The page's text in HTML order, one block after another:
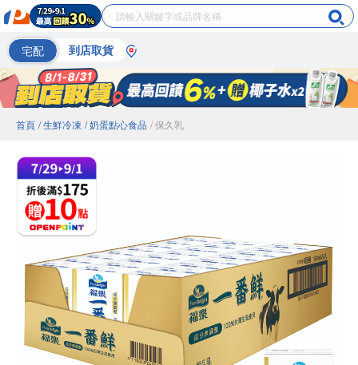
宅配 到店取貨
首頁 / 生鮮冷凍 / 奶蛋點心食品 / 保久乳